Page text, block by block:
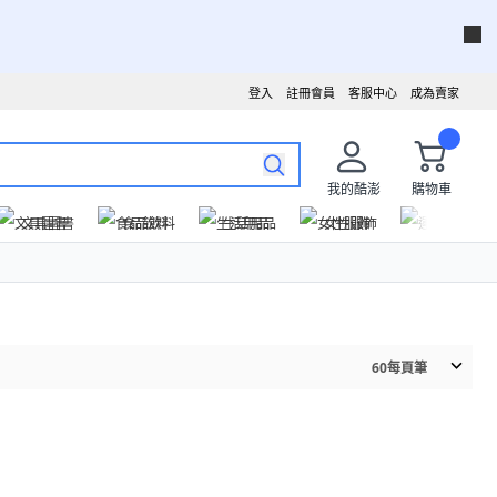
成為賣家
客服中心
註冊會員
登入
我的酷澎
購物車
文具圖書
食品飲料 生活用品 女性服飾
60每頁筆